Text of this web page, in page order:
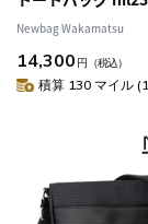
-01 メンズ
Newbag Wakamatsu
14,300 円 （税込）
積算 130 マイル